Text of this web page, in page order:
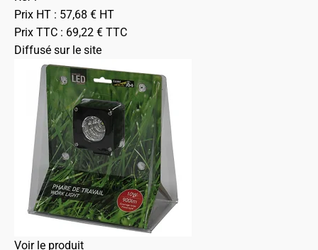
Prix HT : 57,68 € HT
Prix TTC : 69,22 € TTC
Diffusé sur le site
Voir le produit